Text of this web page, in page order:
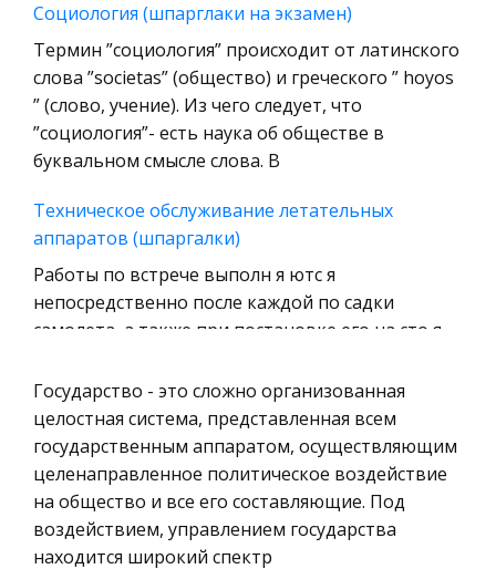
История отечественного государства и
права
Технология
Уголовное право
Охрана природы, Экология,
Военная кафедра
Социология
Страховое право
Экономика и Финансы
Химия
Металлургия
Микроэкономика, экономика предприятия,
предпринимательство
Социология (шпарглаки на экзамен)
Термин ”социология” происходит от латинского
слова ”societas” (общество) и греческого ” hoyos
” (слово, учение). Из чего следует, что
”социология”- есть наука об обществе в
буквальном смысле слова. В
Техническое обслуживание летательных
аппаратов (шпаргалки)
Работы по встрече выполн я ютс я
непосредственно после каждой по садки
самолета, а также при постановке его на сто я
например, относ я тс я : внешний осмотр самоле
Задачи и проблемы внедрения маркетинга в
экономику России
Маркетинг затрагивает интересы каждого из
нас. Это процесс, в ходе которого
разрабатываются и предоставляются в
Государство - это сложно организованная
целостная система, представленная всем
государственным аппаратом, осуществляющим
целенаправленное политическое воздействие
на общество и все его составляющие. Под
воздействием, управлением государства
находится широкий спектр